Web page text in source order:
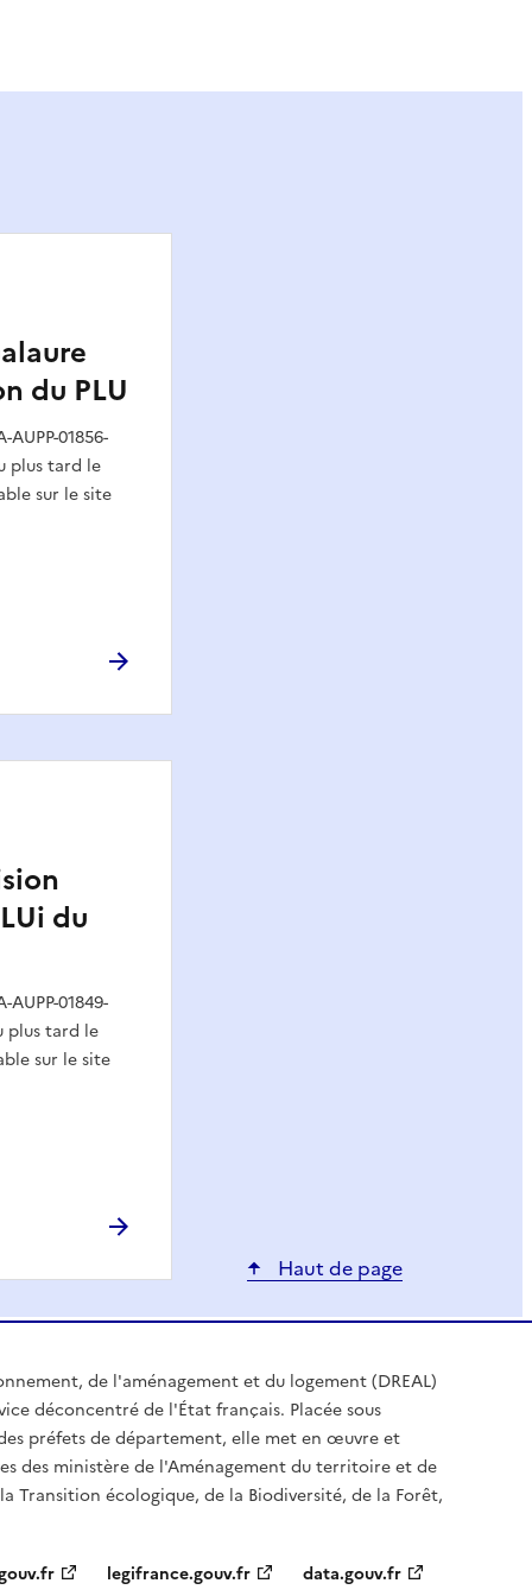
du PLU
AUPP-01856-
plus tard le
sur le site
du
AUPP-01849-
plus tard le
sur le site
Haut de page
de l'aménagement et du logement (DREAL)
déconcentré de l'État français. Placée sous
préfets de département, elle met en œuvre et
des ministère de l'Aménagement du territoire et de
Transition écologique, de la Biodiversité, de la Forêt,
legifrance.gouv.fr data.gouv.fr